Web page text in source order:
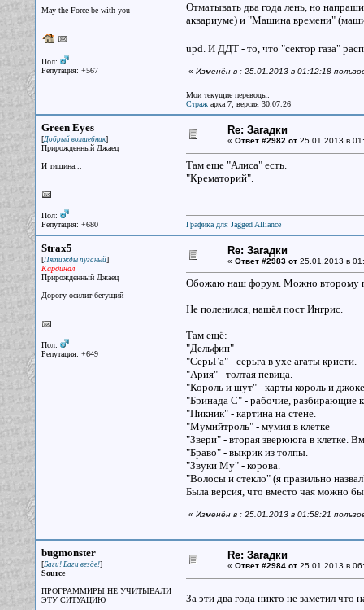
May the Force be with you
Пол:
Репутация: +567
Отматывать два года лень, но
аквариуме) и "Машина времени"
upd. И ДДТ - то, что "сектор газа"
« Изменён в : 25.01.2013 в 01:12:18
Мои текущие переводы:
Стражарка 7, версия 30.07.26
Green Eyes
[Добрый волшебник]
Прирожденный Джаец
И тишина...
Пол:
Репутация: +680
Re: Загадки
« Ответ #2982 от25.01.2013 в
Там еще "Алиса" есть.
"Крематорий".
Графика для Jagged Alliance
Strax5
[Пятижды пуганый]
Кардинал
Прирожденный Джаец
Дорогу осилит бегущий
Пол:
Репутация: +649
Re: Загадки
« Ответ #2983 от25.01.2013 в
Обожаю наш форум. Можно второму
Не поленился, нашёл пост Ингрис.
Там ещё:
"Дельфин"
"СерьГа" - серьга в ухе агаты кристи.
"Ария" - толтая певица.
"Король и шут" - карты король и
"Бринада С" - рабочие, разбирающие
"Пикник" - картина на стене.
"Мумийтроль" - мумия в клетке
"Звери" - вторая зверююга в клетке.
"Браво" - выкрик из толпы.
"Звуки Му" - корова.
"Волосы и стекло" (я правильно
Была версия, что вместо чая можно
« Изменён в : 25.01.2013 в 01:58:21
bugmonster
[Баги! Баги везде!]
Source
ПРОГРАММИРЫ НЕ УЧИТЫВАЛИ
ЭТУ СИТУАЦИЮ
Re: Загадки
« Ответ #2984 от25.01.2013 в
За эти два года никто не заметил что